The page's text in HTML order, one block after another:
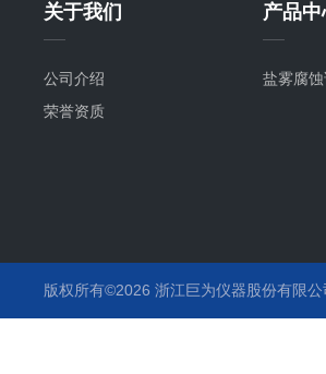
关于我们
公司介绍
荣誉资质
产品
盐雾腐
版权所有©2026 浙江巨为仪器股份有